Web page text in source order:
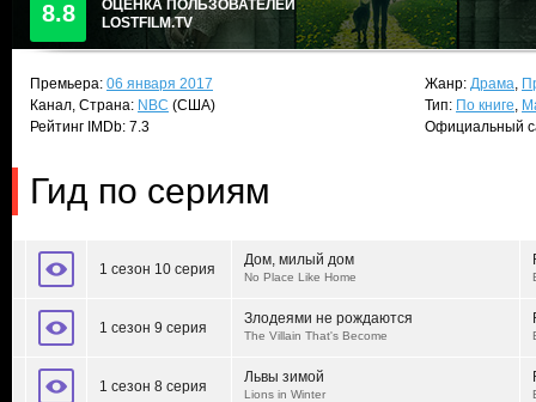
8.8
ОЦЕНКА ПОЛЬЗОВАТЕЛЕЙ
LOSTFILM.TV
Премьера: 06 января 2017
Канал, Страна: NBC (США)
Рейтинг IMDb: 7.3
Жанр: Драма,
Тип: По книге,
Официальный
Гид по сериям
1 сезон 10 серия
Дом, милый дом
No Place Like Home
1 сезон 9 серия
Злодеями не рождаются
The Villain That's Become
1 сезон 8 серия
Львы зимой
Lions in Winter